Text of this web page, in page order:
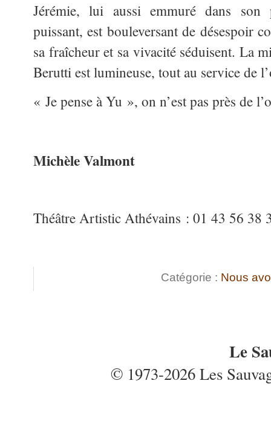
Jérémie, lui aussi emmuré dans
puissant, est bouleversant de désespoir
sa fraîcheur et sa vivacité séduisent. La
Berutti est lumineuse, tout au service de
« Je pense à Yu », on n’est pas près de
Michèle Valmont
Théâtre Artistic Athévains : 01 43 56 38
Catégorie : Nous
Le
© 1973-2026 Les